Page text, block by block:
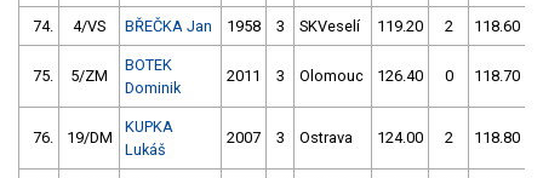
74. 4/VS BŘEČKA Jan 1958 3 SKVeselí 119.20 2 118.60
75. 5/ZM
BOTEK
Dominik
2011 3 Olomouc 126.40 0 118.70
76. 19/DM
KUPKA
Lukáš
2007 3 Ostrava 124.00 2 118.80